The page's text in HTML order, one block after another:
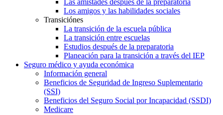
Los amigos y las habilidades sociales
Transiciónes
La transición de la escuela pública
La transición entre escuelas
Estudios después de la preparatoria
Planeación para la transición a través del IEP
Seguro médico y ayuda económica
Información general
Beneficios de Seguridad de Ingreso Suplementario
(SSI)
Beneficios del Seguro Social por Incapacidad (SSDI)
Medicare